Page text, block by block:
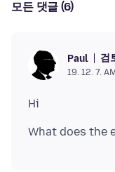
모든 댓글 (6)
Paul 검
19. 12. 7.